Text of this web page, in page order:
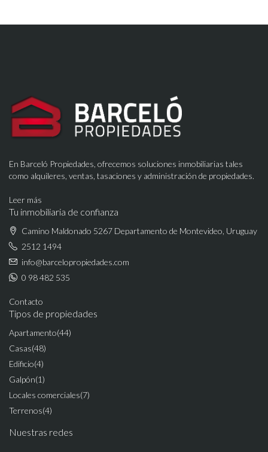
En Barceló Propiedades, ofrecemos soluciones inmobiliarias tales
como alquileres, ventas, tasaciones y administración de propiedades.
Leer más
Tu inmobiliaria de confianza
Camino Maldonado 5267 Departamento de Montevideo, Uruguay
2512 1494
info@barcelopropiedades.com
0 98 482 535
Contacto
Tipos de propiedades
Apartamento(44)
Casas(48)
Edificio(4)
Galpón(1)
Locales comerciales(7)
Terrenos(4)
Nuestras redes